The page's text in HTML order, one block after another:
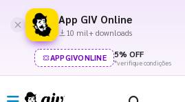
App GIV Online
10 mil+ downloads
APPGIVONLINE 5% OFF
*verifique condições